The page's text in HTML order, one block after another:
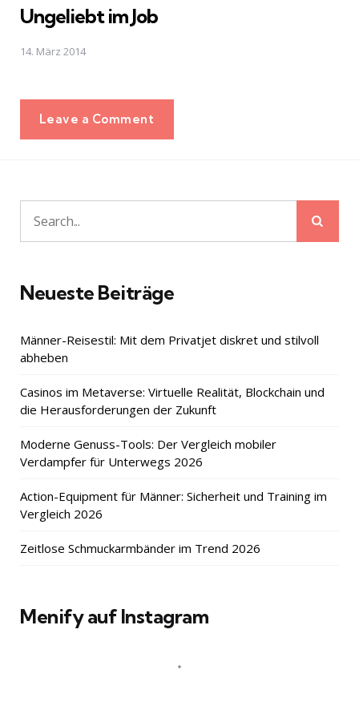
Ungeliebt im Job
14. März 2014
Leave a Comment
Search
for:
Neueste Beiträge
Männer-Reisestil: Mit dem Privatjet diskret und stilvoll
abheben
Casinos im Metaverse: Virtuelle Realität, Blockchain und
die Herausforderungen der Zukunft
Moderne Genuss-Tools: Der Vergleich mobiler
Verdampfer für Unterwegs 2026
Action-Equipment für Männer: Sicherheit und Training im
Vergleich 2026
Zeitlose Schmuckarmbänder im Trend 2026
Menify auf Instagram